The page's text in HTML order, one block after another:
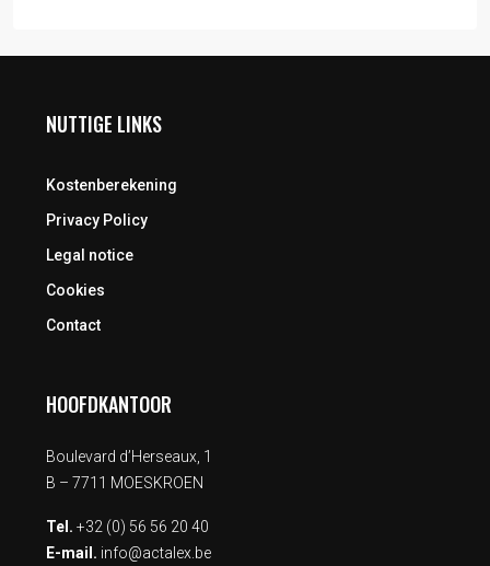
NUTTIGE LINKS
Kostenberekening
Privacy Policy
Legal notice
Cookies
Contact
HOOFDKANTOOR
Boulevard d’Herseaux, 1
B – 7711 MOESKROEN
Tel. +32 (0) 56 56 20 40
E-mail. info@actalex.be